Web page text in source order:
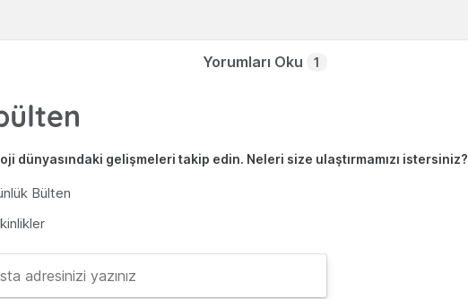
Yorumları Oku 1
dünyasındaki gelişmeleri takip edin. Neleri size ulaştırmamızı istersiniz?
Bülten